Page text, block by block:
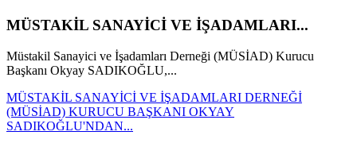
MÜSTAKİL SANAYİCİ VE İŞADAMLARI...
Müstakil Sanayici ve İşadamları Derneği (MÜSİAD) Kurucu
Başkanı Okyay SADIKOĞLU,...
MÜSTAKİL SANAYİCİ VE İŞADAMLARI DERNEĞİ
(MÜSİAD) KURUCU BAŞKANI OKYAY
SADIKOĞLU'NDAN...